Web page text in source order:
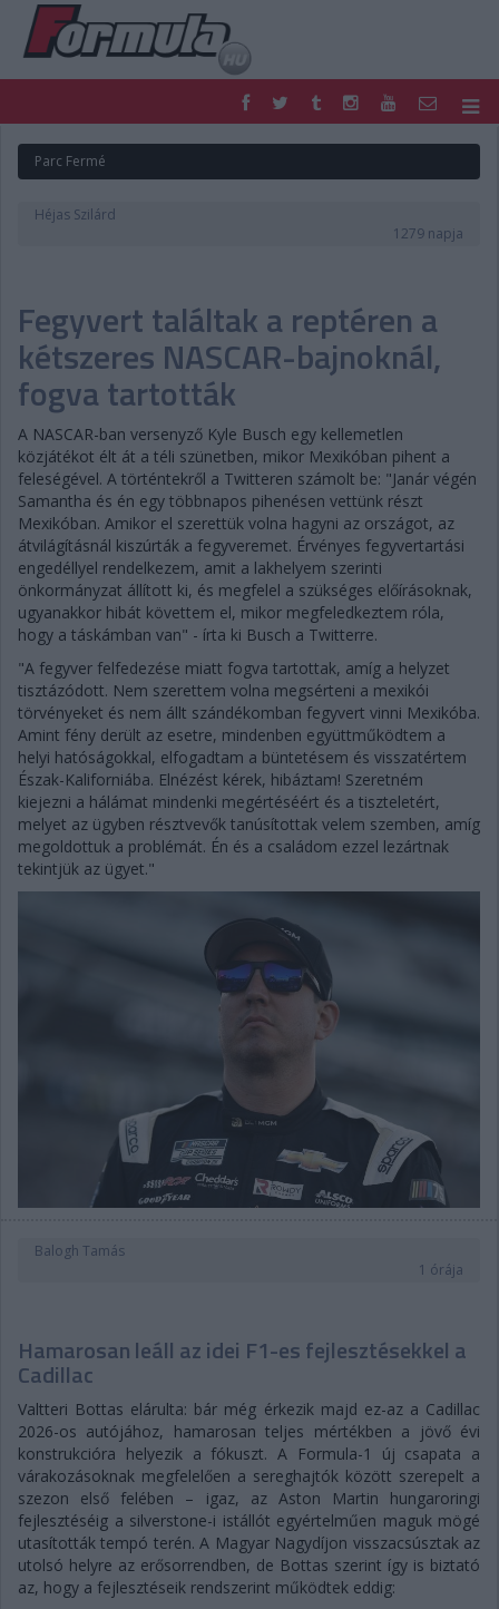
FORMULA
MOTOR
NEMZETKÖZI
DIGITÁLIS MAGAZIN
PONTÁLLÁSOK
VERSENYNAPTÁRAK
Parc Fermé
Héjas Szilárd
1279 napja
Fegyvert találtak a reptéren a
kétszeres NASCAR-bajnoknál,
fogva tartották
A NASCAR-ban versenyző Kyle Busch egy kellemetlen
közjátékot élt át a téli szünetben, mikor Mexikóban pihent a
feleségével. A történtekről a Twitteren számolt be: "Janár végén
Samantha és én egy többnapos pihenésen vettünk részt
Mexikóban. Amikor el szerettük volna hagyni az országot, az
átvilágításnál kiszúrták a fegyveremet. Érvényes fegyvertartási
engedéllyel rendelkezem, amit a lakhelyem szerinti
önkormányzat állított ki, és megfelel a szükséges előírásoknak,
ugyanakkor hibát követtem el, mikor megfeledkeztem róla,
hogy a táskámban van" - írta ki Busch a Twitterre.
"A fegyver felfedezése miatt fogva tartottak, amíg a helyzet
tisztázódott. Nem szerettem volna megsérteni a mexikói
törvényeket és nem állt szándékomban fegyvert vinni Mexikóba.
Amint fény derült az esetre, mindenben együttműködtem a
helyi hatóságokkal, elfogadtam a büntetésem és visszatértem
Észak-Kaliforniába. Elnézést kérek, hibáztam! Szeretném
kiejezni a hálámat mindenki megértéséért és a tiszteletért,
melyet az ügyben résztvevők tanúsítottak velem szemben, amíg
megoldottuk a problémát. Én és a családom ezzel lezártnak
tekintjük az ügyet."
Balogh Tamás
1 órája
Hamarosan leáll az idei F1-es fejlesztésekkel a
Cadillac
Valtteri Bottas elárulta: bár még érkezik majd ez-az a Cadillac
2026-os autójához, hamarosan teljes mértékben a jövő évi
konstrukcióra helyezik a fókuszt. A Formula-1 új csapata a
várakozásoknak megfelelően a sereghajtók között szerepelt a
szezon első felében – igaz, az Aston Martin hungaroringi
fejlesztéséig a silverstone-i istállót egyértelműen maguk mögé
utasították tempó terén. A Magyar Nagydíjon visszacsúsztak az
utolsó helyre az erősorrendben, de Bottas szerint így is biztató
az, hogy a fejlesztéseik rendszerint működtek eddig: